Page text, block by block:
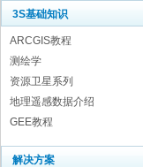
3S基础知识
ARCGIS教程
测绘学
资源卫星系列
地理遥感数据介绍
GEE教程
解决方案